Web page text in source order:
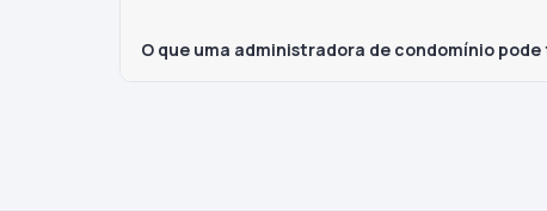
O que uma administradora de condomínio